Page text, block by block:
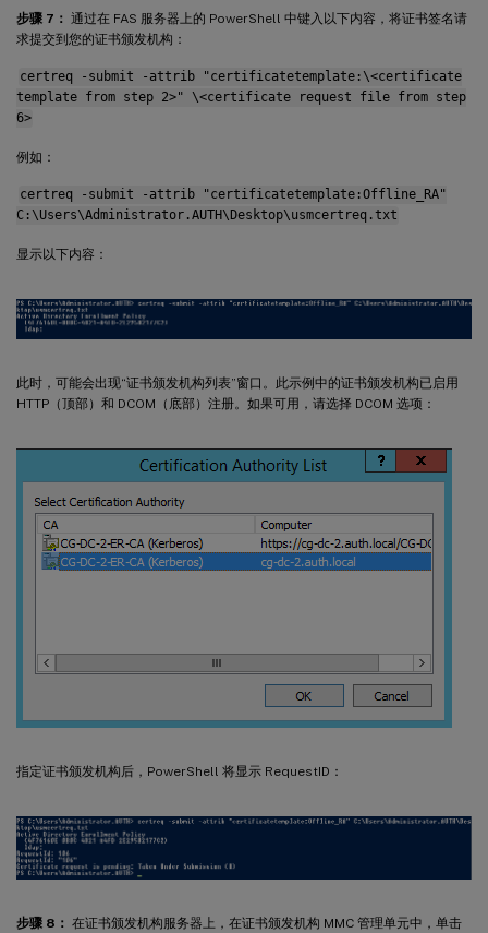
步骤 7： 通过在 FAS 服务器上的 PowerShell 中键入以下内容，将证书签名请
求提交到您的证书颁发机构：
certreq -submit -attrib "certificatetemplate:\<certificate
template from step 2>" \<certificate request file from step
6>
例如：
certreq -submit -attrib "certificatetemplate:Offline_RA"
C:\Users\Administrator.AUTH\Desktop\usmcertreq.txt
显示以下内容：
此时，可能会出现“证书颁发机构列表”窗口。此示例中的证书颁发机构已启用
HTTP（顶部）和 DCOM（底部）注册。如果可用，请选择 DCOM 选项：
指定证书颁发机构后，PowerShell 将显示 RequestID：
步骤 8： 在证书颁发机构服务器上，在证书颁发机构 MMC 管理单元中，单击